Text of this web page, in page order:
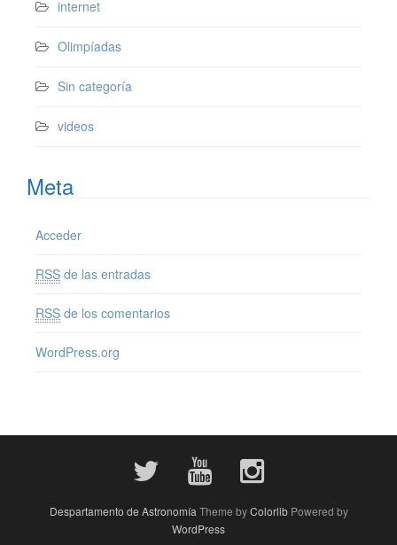
internet
Olimpíadas
Sin categoría
videos
Meta
Acceder
RSS de las entradas
RSS de los comentarios
WordPress.org
Despartamento de Astronomía Theme byColorlibPowered by
WordPress